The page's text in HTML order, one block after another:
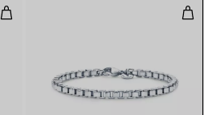
Mittelgroßes Gliederarmband in